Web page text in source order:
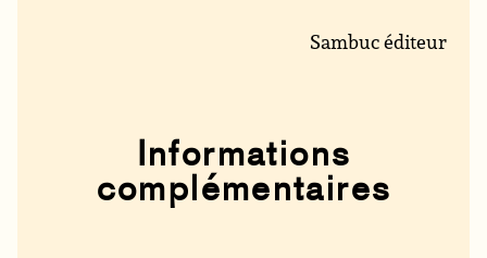
Sambuc éditeur
Informations
complémentaires